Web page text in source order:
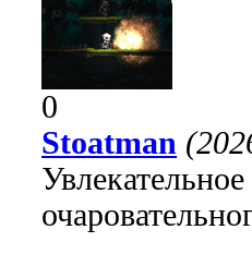
0
Stoatman